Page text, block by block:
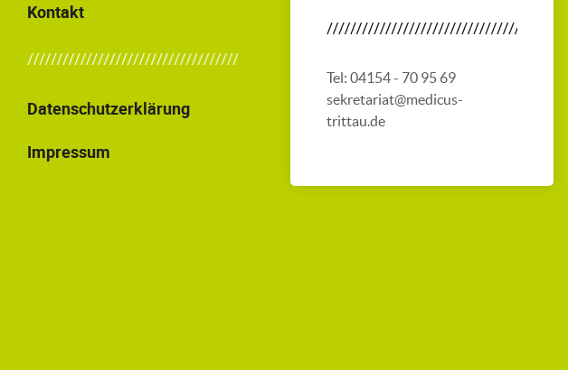
Kontakt
Datenschutzerklärung
Impressum
Tel: 04154 - 70 95 69
sekretariat@medicus-
trittau.de